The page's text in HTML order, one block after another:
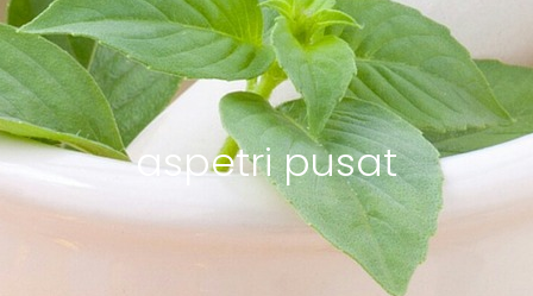
aspetri pusat